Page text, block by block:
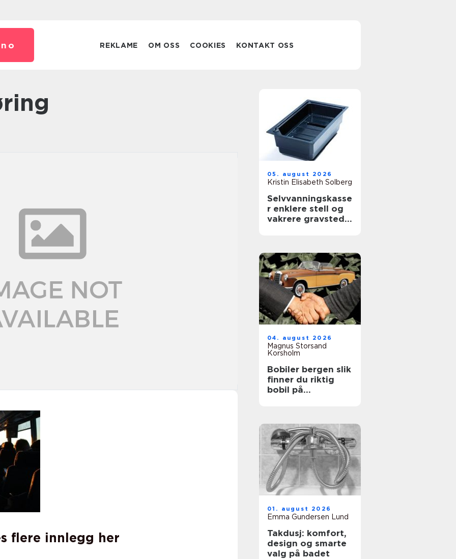
no REKLAME OM OSS COOKIES KONTAKT OSS
flere innlegg her
05. august 2026
Kristin Elisabeth Solberg
Selvvanningskasse
r enklere stell og
vakrere gravsted
04. august 2026
Magnus Storsand
Korsholm
Bobiler bergen slik
finner du riktig
bobil på
01. august 2026
Emma Gundersen Lund
Takdusj: komfort,
design og smarte
valg på badet